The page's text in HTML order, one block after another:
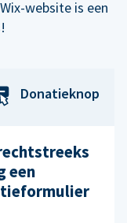
website is een
Donatieknop
een